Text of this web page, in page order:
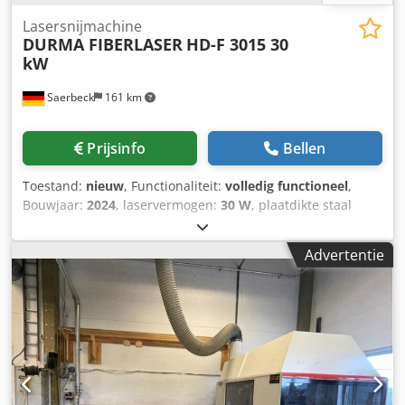
Saerbeck 161 km
Lasersnijmachine
DURMA FIBERLASER HD-F 3015 30
kW
Prijsinfo Bellen
Toestand: nieuw, Functionaliteit: volledig functioneel,
Bouwjaar: 2024, laservermogen: 30 W, plaatdikte staal
, plaatdikte aluminium (max.):
Durma HD-F 3015 fiberlasersnijsysteem in 30 kW,
gepresenteerd door Durma Maschinen GmbH, is een
eersteklas fiberlasersnijmachine ontwikkeld voor maximale
precisie en efficiëntie bij metaalbewerking. Als directe
fabrikant met vestigingen in Münster en Staufenberg staat
Durma Maschinen GmbH voor kwaliteit, betrouwbaarheid
en uitstekende klantenservice. Kenmerken: 30 kW / 80 mm
zacht staal 50 mm roestvrij staal Automatische
sproeiercentrering Automatische sproeierwisselaar met 26
Advertentie